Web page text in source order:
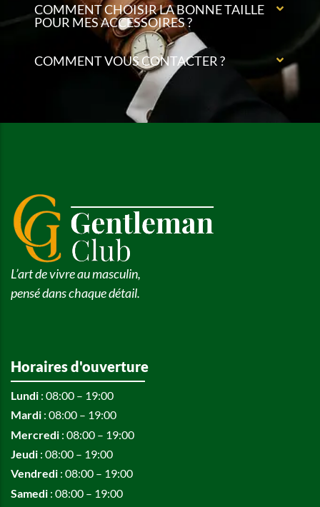
COMMENT CHOISIR LA BONNE TAILLE
POUR MES ACCESSOIRES ?
COMMENT VOUS CONTACTER ?
L’art de vivre au masculin,
pensé dans chaque détail.
Horaires d'ouverture
Lundi : 08:00 – 19:00
Mardi : 08:00 – 19:00
Mercredi : 08:00 – 19:00
Jeudi : 08:00 – 19:00
Vendredi : 08:00 – 19:00
Samedi : 08:00 – 19:00